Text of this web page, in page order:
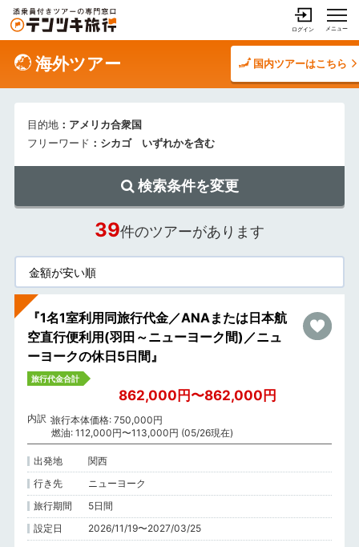
ログイン メニュー
海外ツアー 国内ツアーはこちら
目的地 ：アメリカ合衆国
フリーワード ：シカゴ いずれかを含む
検索条件を変更
39件のツアーがあります
『1名1室利用同旅行代金／ANAまたは日本航
空直行便利用(羽田～ニューヨーク間)／ニュ
ーヨークの休日5日間』
旅行代金合計
862,000円〜862,000円
内訳 旅行本体価格: 750,000円
燃油: 112,000円〜113,000円 (05/26現在)
出発地
関西
行き先
ニューヨーク
旅行期間
5日間
設定日
2026/11/19〜2027/03/25